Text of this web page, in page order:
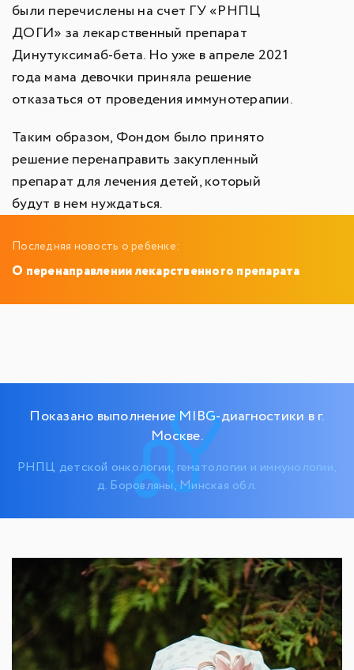
были перечислены на счет ГУ «РНПЦ
ДОГИ» за лекарственный препарат
Динутуксимаб-бета. Но уже в апреле 2021
года мама девочки приняла решение
отказаться от проведения иммунотерапии.
Таким образом, Фондом было принято
решение перенаправить закупленный
препарат для лечения детей, который
будут в нем нуждаться.
Последняя новость о ребенке:
О перенаправлении лекарственного препарата
Показано выполнение MIBG-диагностики в г.
Москве.
РНПЦ детской онкологии, гематологии и иммунологии,
д. Боровляны, Минская обл.